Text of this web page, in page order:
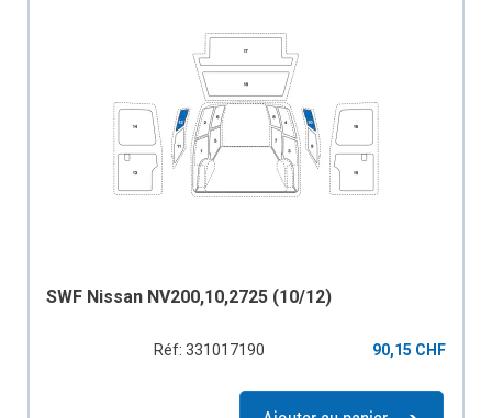
SWF Nissan NV200,10,2725 (10/12)
Réf: 331017190 90,15 CHF